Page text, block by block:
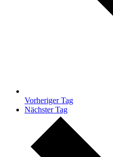
Vorheriger Tag
Nächster Tag